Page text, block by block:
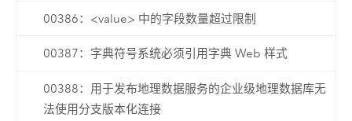
00386：<value> 中的字段数量超过限制
00387：字典符号系统必须引用字典 Web 样式
00388：用于发布地理数据服务的企业级地理数据库无
法使用分支版本化连接